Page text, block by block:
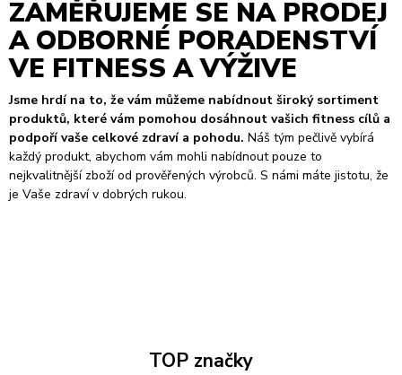
ZAMĚŘUJEME SE NA PRODEJ
A ODBORNÉ PORADENSTVÍ
VE FITNESS A VÝŽIVE
Jsme hrdí na to, že vám můžeme nabídnout široký sortiment
produktů, které vám pomohou dosáhnout vašich fitness cílů a
podpoří vaše celkové zdraví a pohodu. Náš tým pečlivě vybírá
každý produkt, abychom vám mohli nabídnout pouze to
nejkvalitnější zboží od prověřených výrobců. S námi máte jistotu, že
je Vaše zdraví v dobrých rukou.
TOP značky